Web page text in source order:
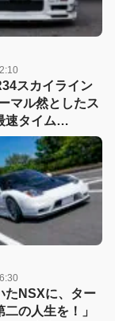
スカイライン
マル然としたス
速タイム
ューニングヒー
たNSXに、ター
の人生を！」